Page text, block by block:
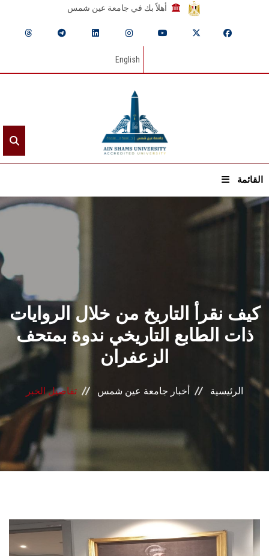
أهلاً بك في جامعة عين شمس
English
القائمة
الرئيسيـة
القطاعـات
الشئون الأكاديمية
البحث العلمي
المراكز والوحدات
الأنظمة الذكية
الطلاب
كيف نقرأ التاريخ من خلال الروايات
ذات الطابع التاريخي ندوة بمتحف
الزعفران
الرئيسية أخبار جامعة عين شمس تفاصيل الخبر